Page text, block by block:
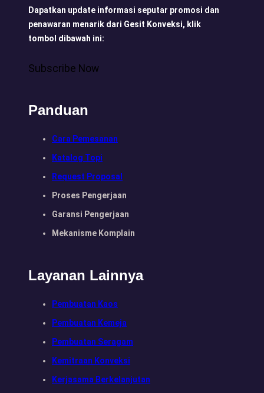
Dapatkan update informasi seputar promosi dan
penawaran menarik dari Gesit Konveksi, klik
tombol dibawah ini:
Subscribe Now
Panduan
Cara Pemesanan
Katalog Topi
Request Proposal
Proses Pengerjaan
Garansi Pengerjaan
Mekanisme Komplain
Layanan Lainnya
Pembuatan Kaos
Pembuatan Kemeja
Pembuatan Seragam
Kemitraan Konveksi
Kerjasama Berkelanjutan